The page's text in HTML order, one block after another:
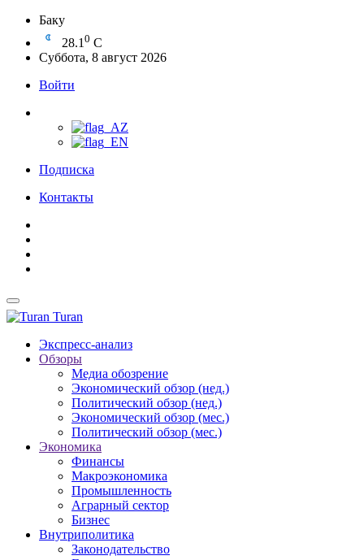
Баку
28.1 0 C
Суббота, 8 август 2026
Войти
Подписка
Контакты
Turan
Экспресс-анализ
Обзоры
Медиа обозрение
Экономический обзор (нед.)
Политический обзор (нед.)
Экономический обзор (мес.)
Политический обзор (мес.)
Экономика
Финансы
Макроэкономика
Промышленность
Аграрный сектор
Бизнес
Внутриполитика
Законодательство